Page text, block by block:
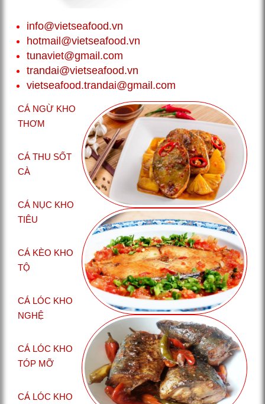
info@vietseafood.vn
hotmail@vietseafood.vn
tunaviet@gmail.com
trandai@vietseafood.vn
vietseafood.trandai@gmail.com
CÁ NGỪ KHO
THƠM
CÁ THU SỐT
CÀ
CÁ NỤC KHO
TIÊU
CÁ KÈO KHO
TỘ
CÁ LÓC KHO
NGHỆ
CÁ LÓC KHO
TÓP MỠ
CÁ LÓC KHO